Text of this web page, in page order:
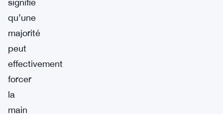
signifie
qu’une
majorité
peut
effectivement
forcer
la
main